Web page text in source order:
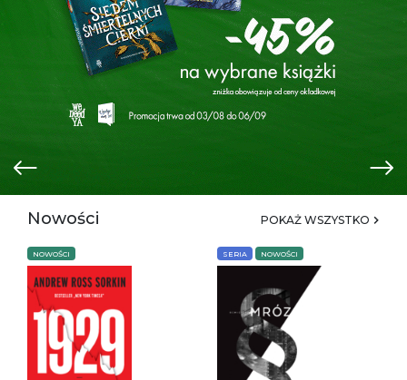
Nowości POKAŻ WSZYSTKO
NOWOŚCI SERIA NOWOŚCI